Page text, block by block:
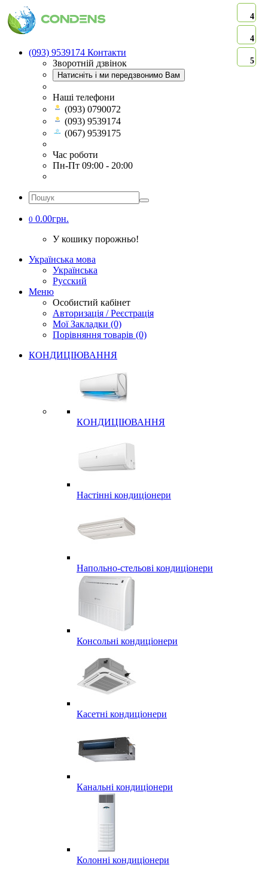
(093) 9539174 Контакти
Зворотній дзвінок
Натисніть і ми передзвонимо Вам
Наші телефони
(093) 0790072
(093) 9539174
(067) 9539175
Час роботи
Пн-Пт 09:00 - 20:00
0 0.00грн.
У кошику порожньо!
Українська мова
Українська
Русский
Меню
Особистий кабінет
Авторизація / Реєстрація
Мої Закладки (0)
Порівняння товарів (0)
КОНДИЦІЮВАННЯ
КОНДИЦІЮВАННЯ
Настінні кондиціонери
Напольно-стельові кондиціонери
Консольні кондиціонери
Касетні кондиціонери
Канальні кондиціонери
Колонні кондиціонери
4
4
5